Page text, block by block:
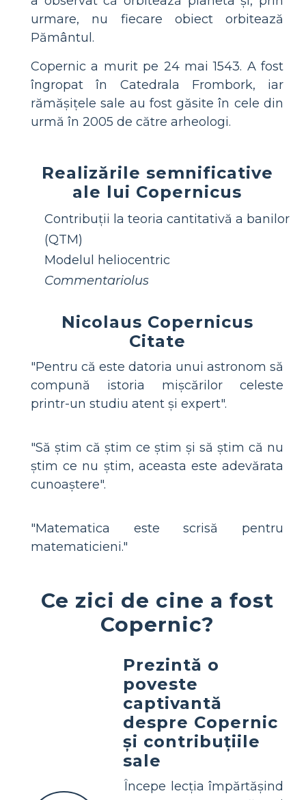
urmare, nu fiecare obiect orbitează
Pământul.
Copernic a murit pe 24 mai 1543. A fost
îngropat în Catedrala Frombork, iar
rămășițele sale au fost găsite în cele din
urmă în 2005 de către arheologi.
Realizările semnificative
ale lui Copernicus
Contribuții la teoria cantitativă a banilor
(QTM)
Modelul heliocentric
Commentariolus
Nicolaus Copernicus
Citate
"Pentru că este datoria unui astronom să
compună istoria mișcărilor celeste
printr-un studiu atent și expert".
"Să știm că știm ce știm și să știm că nu
știm ce nu știm, aceasta este adevărata
cunoaștere".
"Matematica este scrisă pentru
matematicieni."
Ce zici de cine a fost
Copernic?
Prezintă o
poveste
captivantă
despre Copernic
și contribuțiile
sale
Începe lecția împărtășind